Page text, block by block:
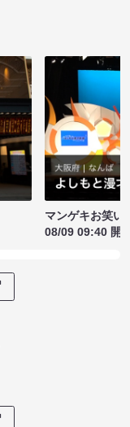
マンゲキお笑い
08/09 09:40 開